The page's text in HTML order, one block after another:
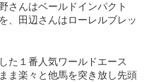
さんはベールドインパクト
、田辺さんはローレルブレッ
た１番人気ワールドエース
ま楽々と他馬を突き放し先頭